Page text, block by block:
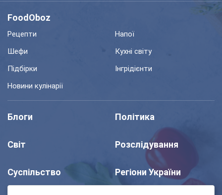
FoodOboz
Рецепти
Напої
Шефи
Кухні світу
Підбірки
Інгрідієнти
Новини кулінарії
Блоги Політика
Світ Розслідування
Суспільство Регіони України